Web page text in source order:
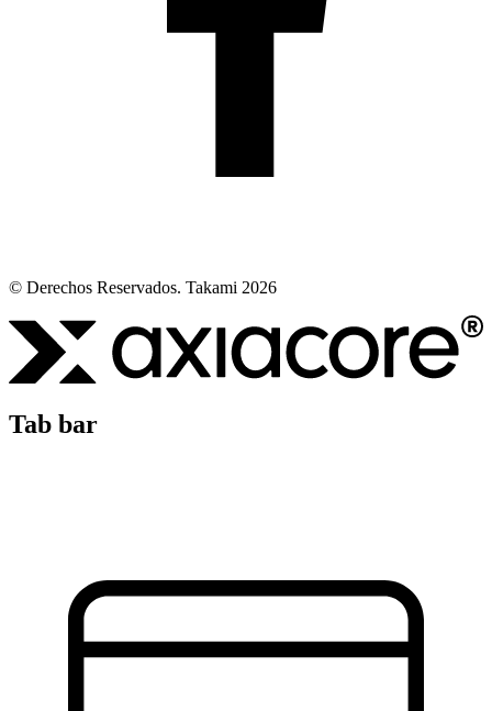
© Derechos Reservados. Takami 2026
Tab bar